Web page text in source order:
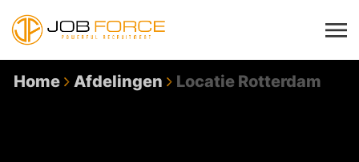
Home Afdelingen Locatie Rotterdam